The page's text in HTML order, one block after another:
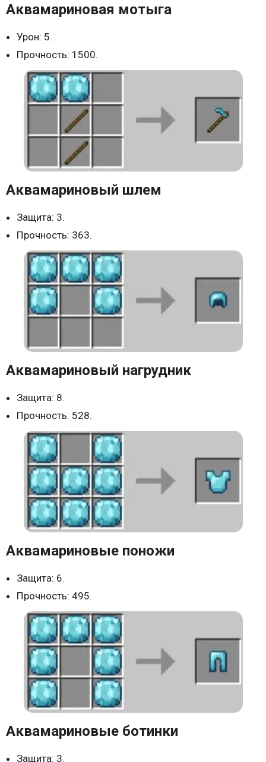
Аквамариновая мотыга
Урон: 5.
Прочность: 1500.
Аквамариновый шлем
Защита: 3.
Прочность: 363.
Аквамариновый нагрудник
Защита: 8.
Прочность: 528.
Аквамариновые поножи
Защита: 6.
Прочность: 495.
Аквамариновые ботинки
Защита: 3.